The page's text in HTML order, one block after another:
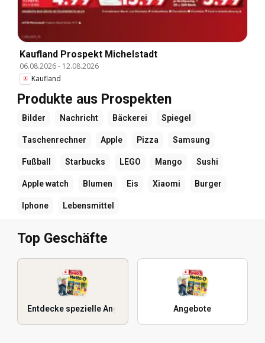
Kaufland Prospekt Michelstadt
06.08.2026- 12.08.2026
Kaufland
Produkte aus Prospekten
Bilder Nachricht Bäckerei Spiegel
Taschenrechner Apple Pizza Samsung
Fußball Starbucks LEGO Mango Sushi
Apple watch Blumen Eis Xiaomi Burger
Iphone Lebensmittel
Top Geschäfte
Entdecke spezielle Angebote Angebote